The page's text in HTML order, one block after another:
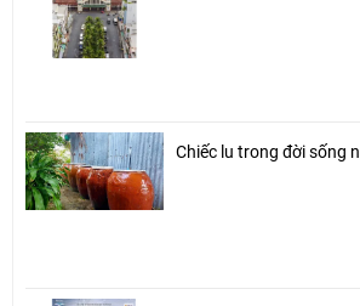
Chiếc lu trong đời sống